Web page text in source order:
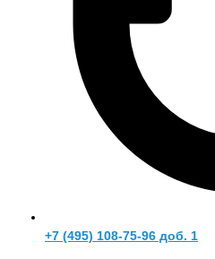
+7 (495) 108-75-96 доб. 1